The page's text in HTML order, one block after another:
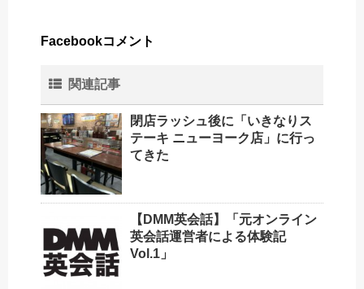
Facebookコメント
関連記事
閉店ラッシュ後に「いきなりス
テーキ ニューヨーク店」に行っ
てきた
【DMM英会話】「元オンライン
英会話運営者による体験記
Vol.1」